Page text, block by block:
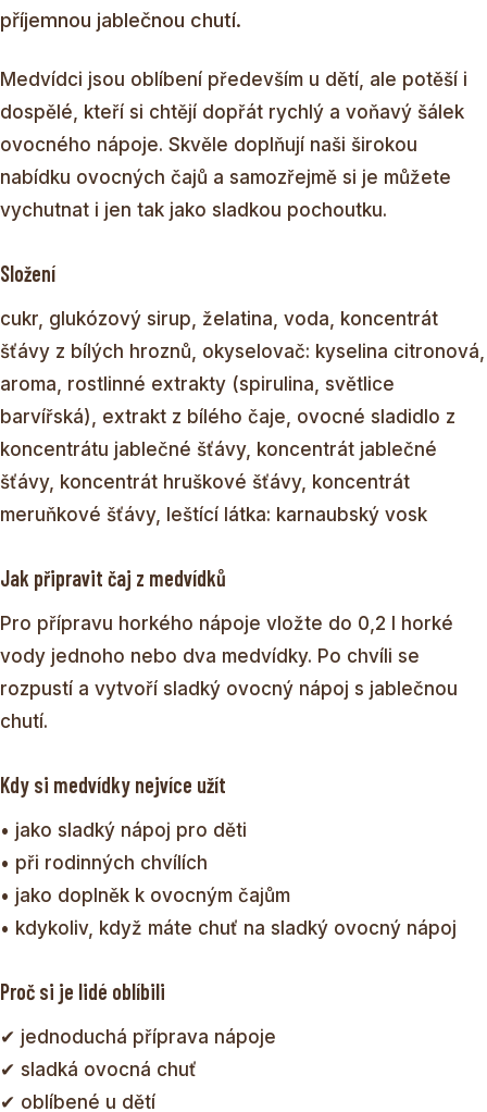
příjemnou jablečnou chutí.
Medvídci jsou oblíbení především u dětí, ale potěší i
dospělé, kteří si chtějí dopřát rychlý a voňavý šálek
ovocného nápoje. Skvěle doplňují naši širokou
nabídku ovocných čajů a samozřejmě si je můžete
vychutnat i jen tak jako sladkou pochoutku.
Složení
cukr, glukózový sirup, želatina, voda, koncentrát
šťávy z bílých hroznů, okyselovač: kyselina citronová,
aroma, rostlinné extrakty (spirulina, světlice
barvířská), extrakt z bílého čaje, ovocné sladidlo z
koncentrátu jablečné šťávy, koncentrát jablečné
šťávy, koncentrát hruškové šťávy, koncentrát
meruňkové šťávy, leštící látka: karnaubský vosk
Jak připravit čaj z medvídků
Pro přípravu horkého nápoje vložte do 0,2 l horké
vody jednoho nebo dva medvídky. Po chvíli se
rozpustí a vytvoří sladký ovocný nápoj s jablečnou
chutí.
Kdy si medvídky nejvíce užít
• jako sladký nápoj pro děti
• při rodinných chvílích
• jako doplněk k ovocným čajům
• kdykoliv, když máte chuť na sladký ovocný nápoj
Proč si je lidé oblíbili
✔ jednoduchá příprava nápoje
✔ sladká ovocná chuť
✔ oblíbené u dětí